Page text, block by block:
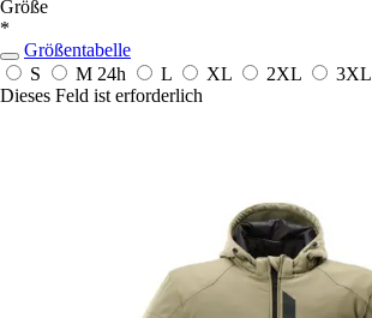
Größe
*
Größentabelle
S
M 24h L XL 2XL
3XL
Dieses Feld ist erforderlich